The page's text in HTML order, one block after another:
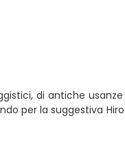
di antiche
per la suggestiva